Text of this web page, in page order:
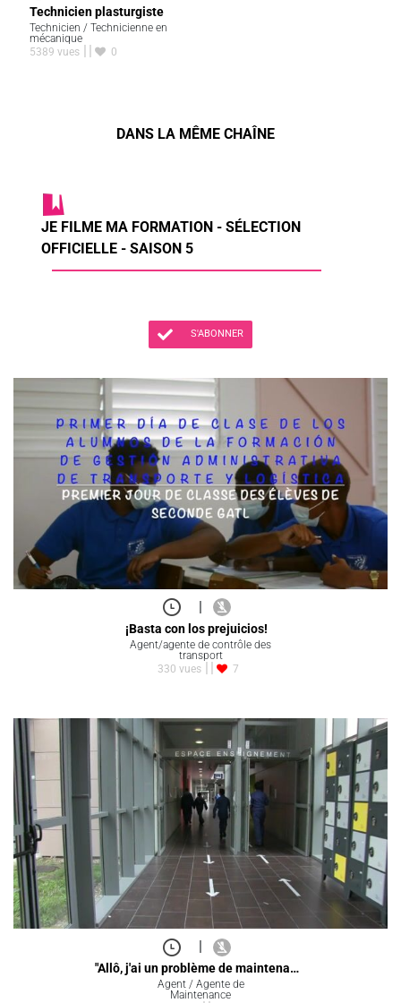
Technicien plasturgiste
Technicien / Technicienne en
mécanique
5389 vues
0
DANS LA MÊME CHAÎNE
JE FILME MA FORMATION - SÉLECTION
OFFICIELLE - SAISON 5
S'ABONNER
|
¡Basta con los prejuicios!
Agent/agente de contrôle des
transport
330 vues
7
|
"Allô, j'ai un problème de maintena…
Agent / Agente de
Maintenance